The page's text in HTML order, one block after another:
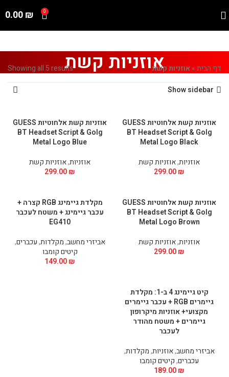
0
0.00₪
אוזניות קשת דף הבית»אוזניות קשת
Showing all 5 results
Show sidebar
אוזניות קשת אלחוטיות GUESS
BT Headset Script & Golg
Metal Logo Black
אוזניות,אוזניות קשת
299.00₪
אוזניות קשת אלחוטיות GUESS
BT Headset Script & Golg
Metal Logo Blue
אוזניות,אוזניות קשת
299.00₪
אוזניות קשת אלחוטיות GUESS
BT Headset Script & Golg
Metal Logo Brown
אוזניות,אוזניות קשת
299.00₪
מקלדת גיימינג RGB קצרה +
עכבר גיימינג + משטח לעכבר
EG410
אביזרי מחשב,מקלדות,עכברים,
קיטים קומבו
149.00₪
קיט גיימינג 4 ב-1: מקלדת
גיימרים RGB + עכבר גיימרים
מקצועי+ אוזניות מיקרופון
גיימרים + משטח מהודר
לעכבר
אביזרי מחשב,אוזניות,מקלדות,
עכברים,קיטים קומבו
189.00₪